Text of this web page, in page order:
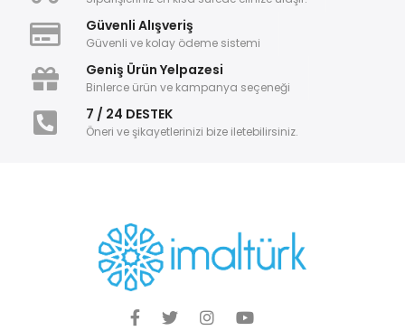
Güvenli Alışveriş
Güvenli ve kolay ödeme sistemi
Geniş Ürün Yelpazesi
Binlerce ürün ve kampanya seçeneği
7 / 24 DESTEK
Öneri ve şikayetlerinizi bize iletebilirsiniz.